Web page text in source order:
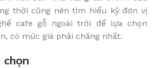
thời cũng nên tìm hiểu kỹ đơn vị
cafe gỗ ngoài trời để lựa chọn
có mức giá phải chăng nhất.
chọn